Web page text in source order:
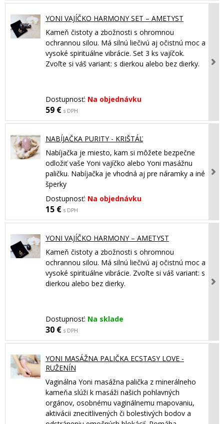
YONI VAJÍČKO HARMONY SET – AMETYST
Kameň čistoty a zbožnosti s ohromnou
ochrannou silou. Má silnú liečivú aj očistnú moc a
vysoké spirituálne vibrácie. Set 3 ks vajíčok.
Zvoľte si váš variant: s dierkou alebo bez dierky.
Dostupnosť: Na objednávku
59 € s DPH
NABÍJAČKA PURITY - KRIŠTÁĽ
Nabíjačka je miesto, kam si môžete bezpečne
odložiť vaše Yoni vajíčko alebo Yoni masážnu
paličku. Nabíjačka je vhodná aj pre náramky a iné
šperky
Dostupnosť: Na objednávku
15 € s DPH
YONI VAJÍČKO HARMONY – AMETYST
Kameň čistoty a zbožnosti s ohromnou
ochrannou silou. Má silnú liečivú aj očistnú moc a
vysoké spirituálne vibrácie. Zvoľte si váš variant: s
dierkou alebo bez dierky.
Dostupnosť: Na sklade
30 € s DPH
YONI MASÁŽNA PALIČKA ECSTASY LOVE -
RUŽENÍN
Vaginálna Yoni masážna palička z minerálneho
kameňa slúži k masáži našich pohlavných
orgánov, osobnému vaginálnemu mapovaniu,
aktivácii znecitlivených či bolestivých bodov a